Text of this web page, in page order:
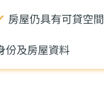
房屋仍具有可貸空間
份及房屋資料